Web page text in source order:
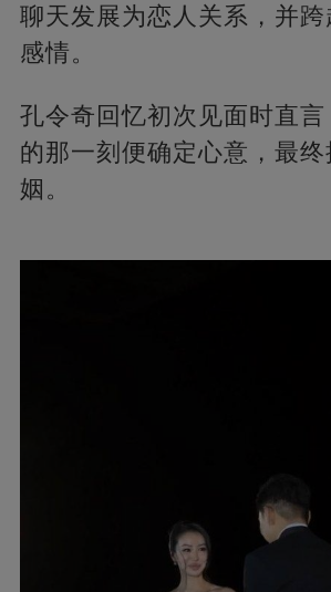
聊天发展为恋人关系，并
感情。
孔令奇回忆初次见面时直
的那一刻便确定心意，最
姻。